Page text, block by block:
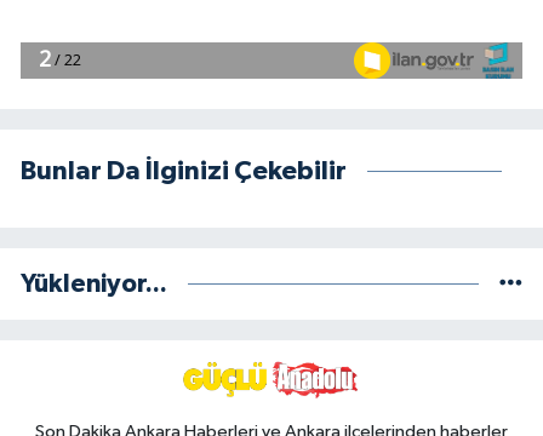
Bunlar Da İlginizi Çekebilir
Yükleniyor...
Son Dakika Ankara Haberleri ve Ankara ilçelerinden haberler